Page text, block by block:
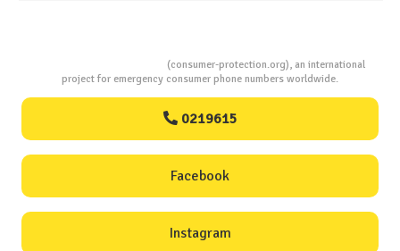
(consumer-protection.org), an international
project for emergency consumer phone numbers worldwide.
0219615
Facebook
Instagram